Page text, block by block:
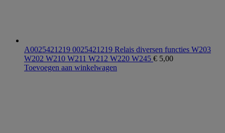
A0025421219 0025421219 Relais diversen functies W203
W202 W210 W211 W212 W220 W245 € 5,00
Toevoegen aan winkelwagen